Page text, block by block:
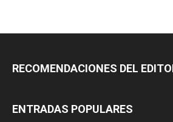
RECOMENDACIONES DEL
ENTRADAS POPULARES